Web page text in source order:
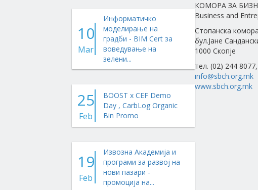
10
Mar
Информатичко
моделирање на
градби - BIM Cert за
воведување на
зелени...
25
Feb
BOOST x CEF Demo
Day , CarbLog Organic
Bin Promo
19
Feb
Извозна Академија и
програми за развој на
нови пазари -
промоција на...
КОМОРА ЗА
Business and
Стопанска
бул.Јане
1000 Скопје
тел. (02) 244
info@sbch.org.mk
www.sbch.org.mk